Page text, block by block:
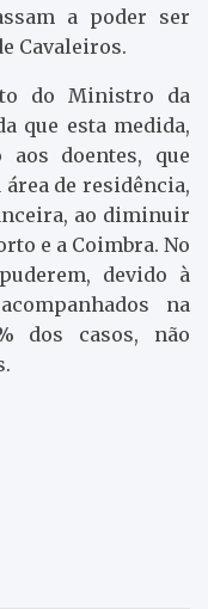
a poder ser
Cavaleiros.
do Ministro da
que esta medida,
doentes, que
de residência,
ao diminuir
e a Coimbra. No
devido à
na
dos casos, não